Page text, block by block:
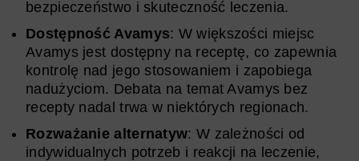
bezpieczeństwo i skuteczność leczenia.
Dostępność Avamys: W większości miejsc
Avamys jest dostępny na receptę, co zapewnia
kontrolę nad jego stosowaniem i zapobiega
nadużyciom. Debata na temat Avamys bez
recepty nadal trwa w niektórych regionach.
Rozważanie alternatyw: W zależności od
indywidualnych potrzeb i reakcji na leczenie,